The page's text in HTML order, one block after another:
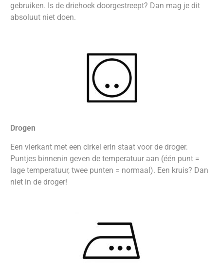
gebruiken. Is de driehoek doorgestreept? Dan mag je dit
absoluut niet doen.
Drogen
Een vierkant met een cirkel erin staat voor de droger.
Puntjes binnenin geven de temperatuur aan (één punt =
lage temperatuur, twee punten = normaal). Een kruis? Dan
niet in de droger!